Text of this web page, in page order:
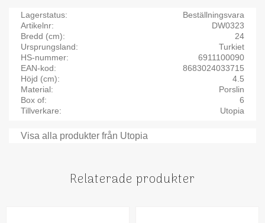
Lagerstatus
Beställningsvara
Artikelnr
DW0323
Bredd (cm)
24
Ursprungsland
Turkiet
HS-nummer
6911100090
EAN-kod
8683024033715
Höjd (cm)
4.5
Material
Porslin
Box of
6
Tillverkare
Utopia
Visa alla produkter från Utopia
Relaterade produkter